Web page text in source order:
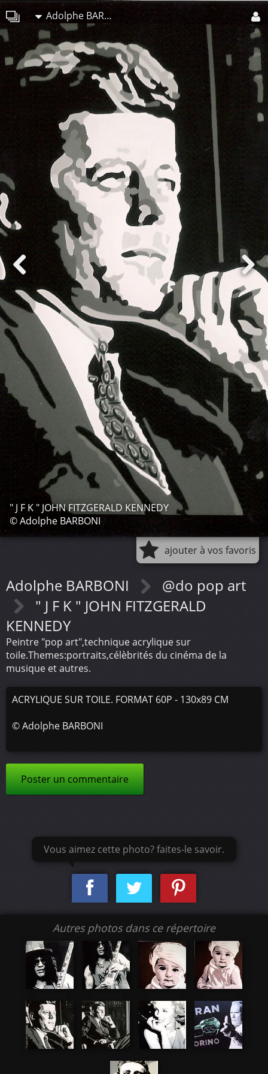
Adolphe BARBONI
" J F K " JOHN FITZGERALD KENNEDY
© Adolphe BARBONI
ajouter à vos favoris
Adolphe BARBONI
@do pop art
" J F K " JOHN FITZGERALD
KENNEDY
Peintre "pop art",technique acrylique sur
toile.Themes:portraits,célèbrités du cinéma de la
musique et autres.
ACRYLIQUE SUR TOILE. FORMAT 60P - 130x89 CM
©Adolphe BARBONI
Poster un commentaire
Vous aimez cette photo? faites-le savoir.
Autres photos dans ce répertoire